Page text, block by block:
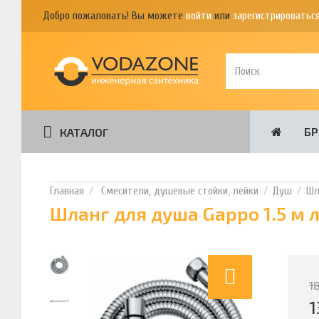
Добро пожаловать! Вы можете войти или
КАТАЛОГ
Смесители, душевые стойки, лейки Душ
Шланг для душа Gappo 1.5 м